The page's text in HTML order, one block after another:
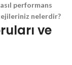
performans
nelerdir?
ve